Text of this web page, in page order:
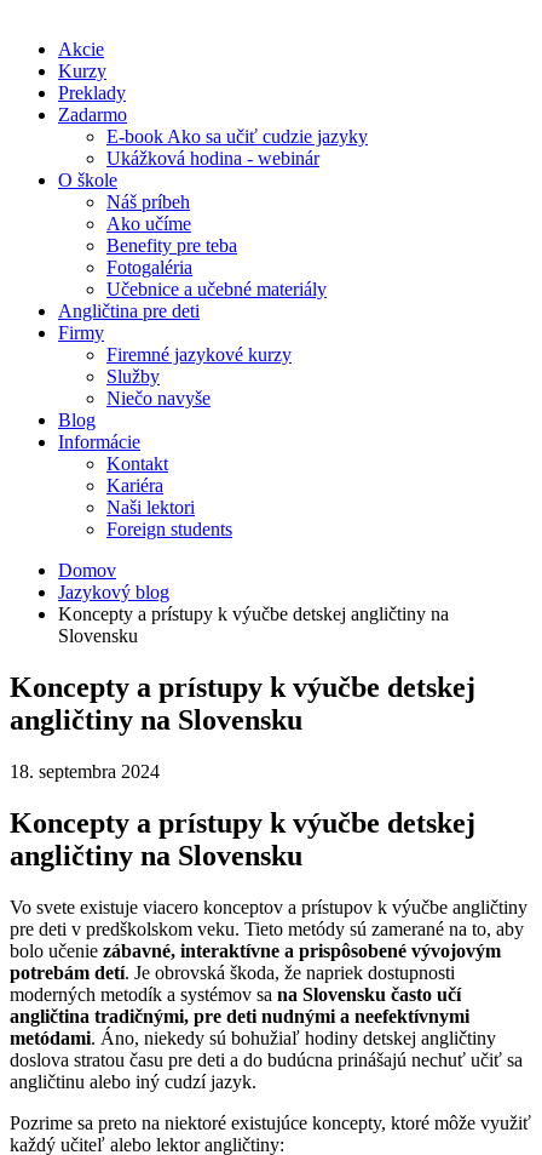
Akcie
Kurzy
Preklady
Zadarmo
E-book Ako sa učiť cudzie jazyky
Ukážková hodina - webinár
O škole
Náš príbeh
Ako učíme
Benefity pre teba
Fotogaléria
Učebnice a učebné materiály
Angličtina pre deti
Firmy
Firemné jazykové kurzy
Služby
Niečo navyše
Blog
Informácie
Kontakt
Kariéra
Naši lektori
Foreign students
Domov
Jazykový blog
Koncepty a prístupy k výučbe detskej angličtiny na
Slovensku
Koncepty a prístupy k výučbe detskej
angličtiny na Slovensku
18. septembra 2024
Koncepty a prístupy k výučbe detskej
angličtiny na Slovensku
Vo svete existuje viacero konceptov a prístupov k výučbe angličtiny
pre deti v predškolskom veku. Tieto metódy sú zamerané na to, aby
bolo učenie zábavné, interaktívne a prispôsobené vývojovým
potrebám detí. Je obrovská škoda, že napriek dostupnosti
moderných metodík a systémov sa na Slovensku často učí
angličtina tradičnými, pre deti nudnými a neefektívnymi
metódami. Áno, niekedy sú bohužiaľ hodiny detskej angličtiny
doslova stratou času pre deti a do budúcna prinášajú nechuť učiť sa
angličtinu alebo iný cudzí jazyk.
Pozrime sa preto na niektoré existujúce koncepty, ktoré môže využiť
každý učiteľ alebo lektor angličtiny: